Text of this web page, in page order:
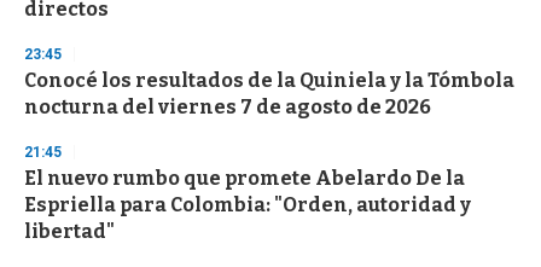
3
s
e
c
o
d
s
directos
23:45
Conocé los resultados de la Quiniela y la Tómbola
nocturna del viernes 7 de agosto de 2026
21:45
El nuevo rumbo que promete Abelardo De la
Espriella para Colombia: "Orden, autoridad y
libertad"